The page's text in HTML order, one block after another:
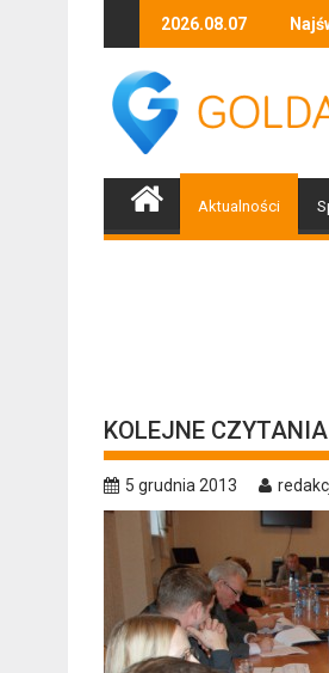
2026.08.07
tańca i niezapomnianych emocji!
Uwaga! Usuwamy drzewa
Aktualności
KOLEJNE
5 grudnia 2013